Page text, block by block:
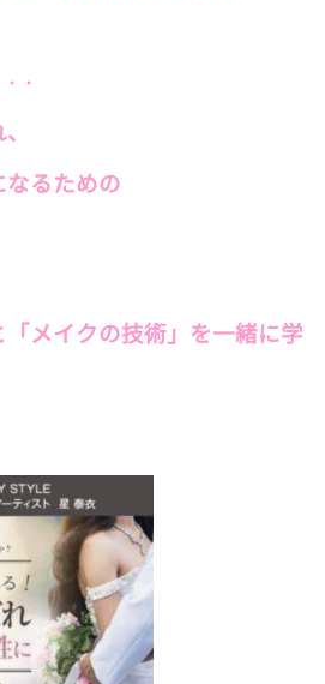
・
るための
「メイクの技術」を一緒に学